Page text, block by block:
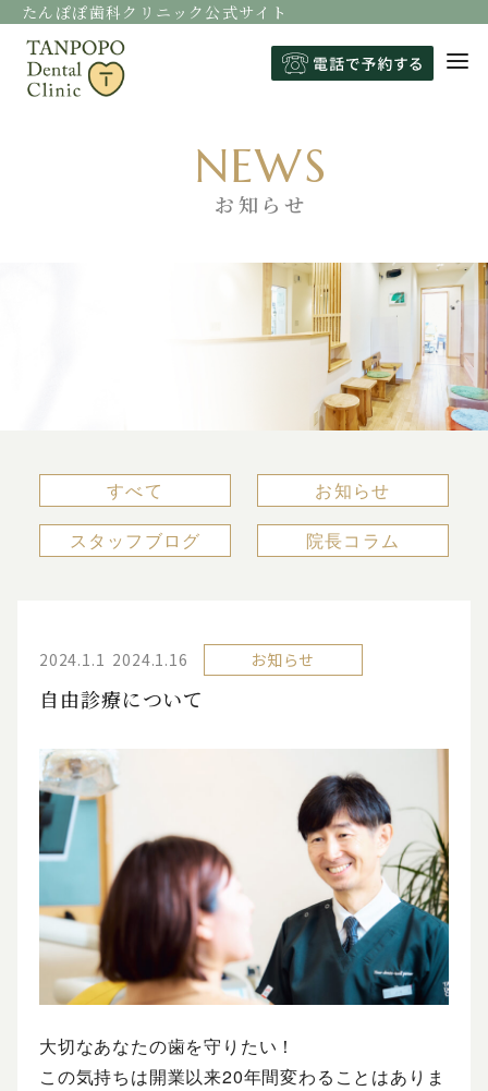
たんぽぽ歯科クリニック公式サイト
NEWS
お知らせ
すべて
お知らせ
スタッフブログ
院長コラム
2024.1.1 2024.1.16 お知らせ
自由診療について
大切なあなたの歯を守りたい！
この気持ちは開業以来20年間変わることはありま